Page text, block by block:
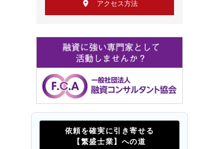
アクセス方法
依頼を確実に引き寄せる
【繁盛士業】への道